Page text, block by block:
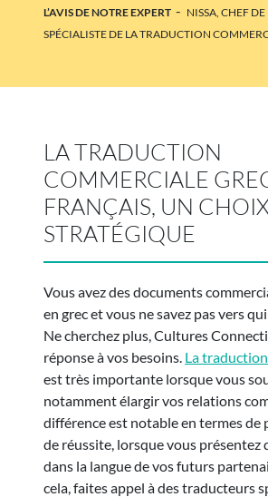
L’AVIS DE NOTRE EXPERT - NISSA, CHEF DE
SPÉCIALISTE DE LA TRADUCTION
LA TRADUCTION
COMMERCIALE
FRANÇAIS, UN
STRATÉGIQUE
Vous avez des documents
en grec et vous ne savez pas vers
Ne cherchez plus, Cultures
réponse à vos besoins. La
est très importante lorsque vous
notamment élargir vos relations
différence est notable en termes de
de réussite, lorsque vous présentez
dans la langue de vos futurs
cela, faites appel à des traducteurs